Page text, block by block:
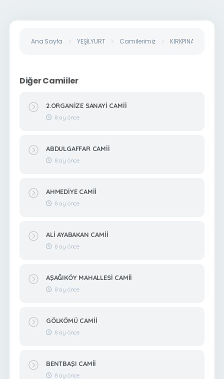
Ana Sayfa YEŞİLYURT Camilerimiz KIRKPINAR
Diğer Camiiler
2.ORGANİZE SANAYİ CAMİİ
8 ay önce
ABDULGAFFAR CAMİİ
8 ay önce
AHMEDİYE CAMİİ
8 ay önce
ALİ AYABAKAN CAMİİ
8 ay önce
AŞAĞIKÖY MAHALLESİ CAMİİ
8 ay önce
GÖLKÖMÜ CAMİİ
8 ay önce
BENTBAŞI CAMİİ
8 ay önce